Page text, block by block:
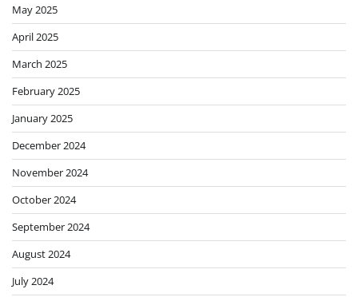
May 2025
April 2025
March 2025
February 2025
January 2025
December 2024
November 2024
October 2024
September 2024
August 2024
July 2024